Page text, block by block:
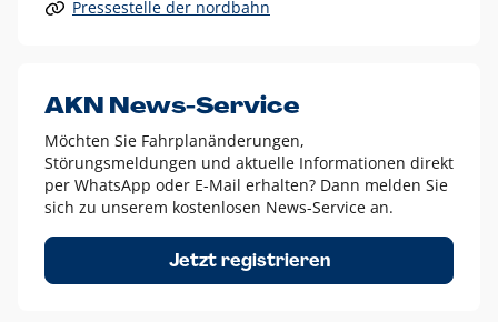
Alle anderen Logo-Varianten dürfen nur in Ausnahmefällen
Diese Ausnahmen sind zum Beispiel:
dem AKN Blau,
weißes Logo auf Fotohintergründen,
schwarzes Logo für reine Schwarz-Weiß-Umsetzungen
Um das Logo herum muss ein Schutzraum von jeweils einer
Höhe bzw. Breite des N aus AKN in alle Richtungen
Pressestelle der nordbahn
AKN News-Service
Möchten Sie Fahrplanänderungen,
Störungsmeldungen und aktuelle Informationen direkt
per WhatsApp oder E-Mail erhalten? Dann melden Sie
sich zu unserem kostenlosen News-Service an.
Jetzt registrieren